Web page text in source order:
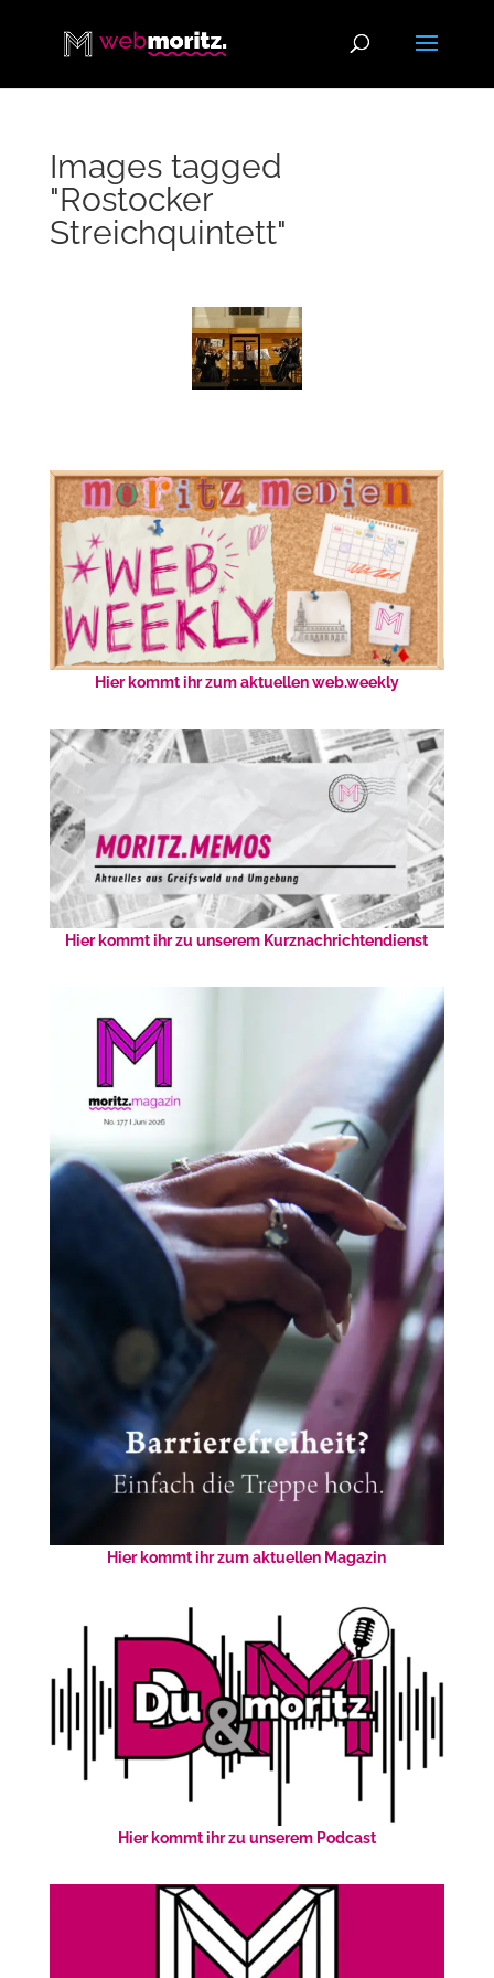
Images tagged
"Rostocker
Streichquintett"
Hier kommt ihr zum aktuellen web.weekly
Hier kommt ihr zu unserem Kurznachrichtendienst
Hier kommt ihr zum aktuellen Magazin
Hier kommt ihr zu unserem Podcast